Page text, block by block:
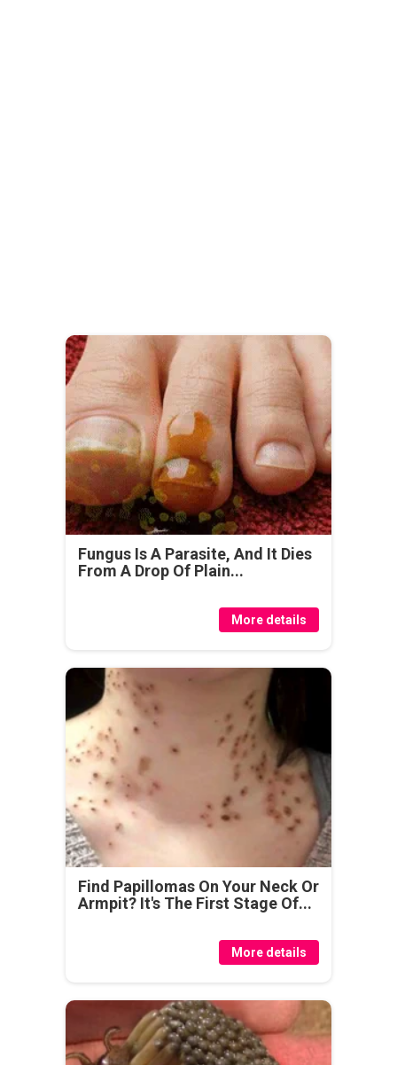
Fungus Is A Parasite, And It Dies
From A Drop Of Plain...
More details
Find Papillomas On Your Neck Or
Armpit? It's The First Stage Of...
More details